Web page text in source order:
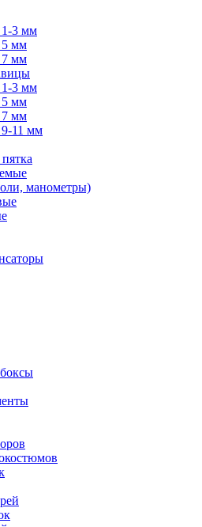
3 мм
мм
мм
3 мм
мм
мм
11 мм
манометры)